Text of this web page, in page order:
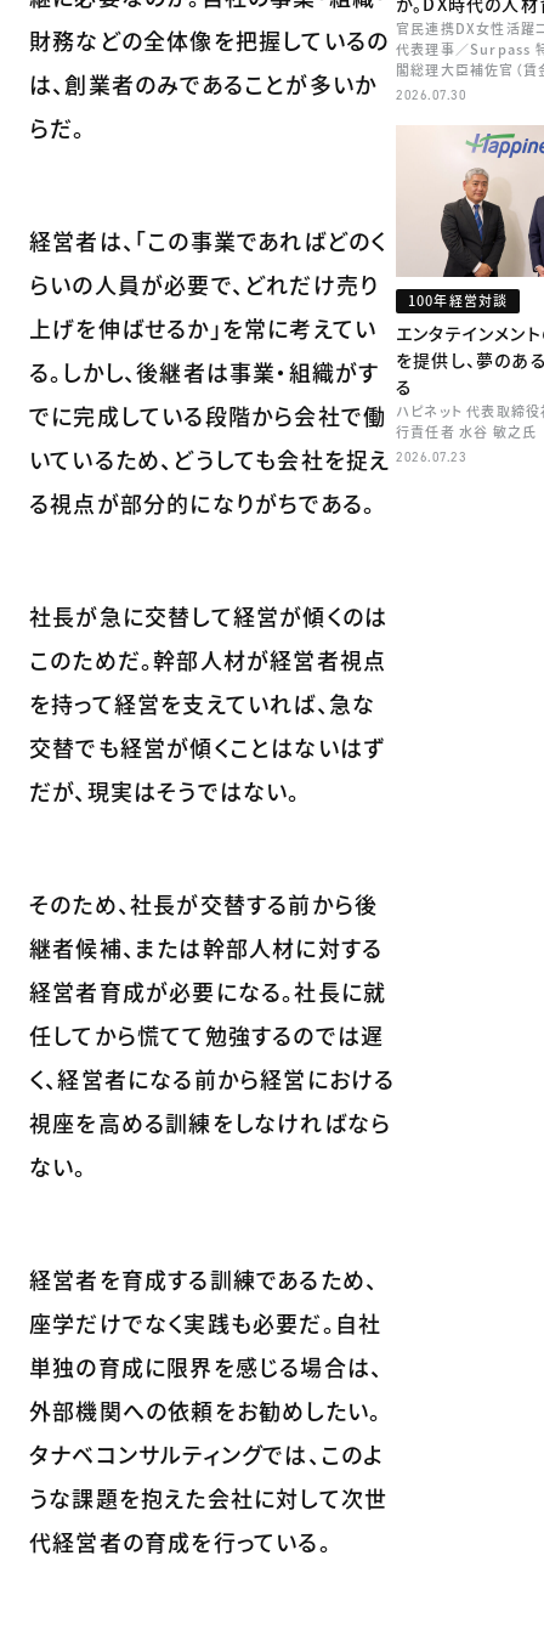
財務などの全体像を把握しているの
は、創業者のみであることが多いか
らだ。
経営者は、「この事業であればどのく
らいの人員が必要で、どれだけ売り
上げを伸ばせるか」を常に考えてい
る。しかし、後継者は事業・組織がす
でに完成している段階から会社で働
いているため、どうしても会社を捉え
る視点が部分的になりがちである。
社長が急に交替して経営が傾くのは
このためだ。幹部人材が経営者視点
を持って経営を支えていれば、急な
交替でも経営が傾くことはないはず
だが、現実はそうではない。
そのため、社長が交替する前から後
継者候補、または幹部人材に対する
経営者育成が必要になる。社長に就
任してから慌てて勉強するのでは遅
く、経営者になる前から経営における
視座を高める訓練をしなければなら
ない。
経営者を育成する訓練であるため、
座学だけでなく実践も必要だ。自社
単独の育成に限界を感じる場合は、
外部機関への依頼をお勧めしたい。
タナベコンサルティングでは、このよ
うな課題を抱えた会社に対して次世
代経営者の育成を行っている。
官民連携DX女性活躍
代表理事／Surpass
閣総理大臣補佐官（賃
矢田 稚子
2026.07.30
100年経営対談
エンタテインメン
を提供し、夢のあ
る
ハピネット 代表取締
行責任者 水谷 敏之氏
2026.07.23